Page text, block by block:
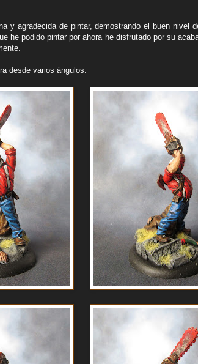
y agradecida de pintar, demostrando el buen nivel
he podido pintar por ahora he disfrutado por su
desde varios ángulos: